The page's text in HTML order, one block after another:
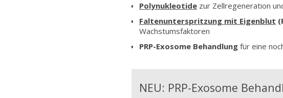
Polynukleotide zur Zellregeneration
Faltenunterspritzung mit Eigenblut
Wachstumsfaktoren
PRP-Exosome Behandlung für eine
NEU: PRP-Exosome